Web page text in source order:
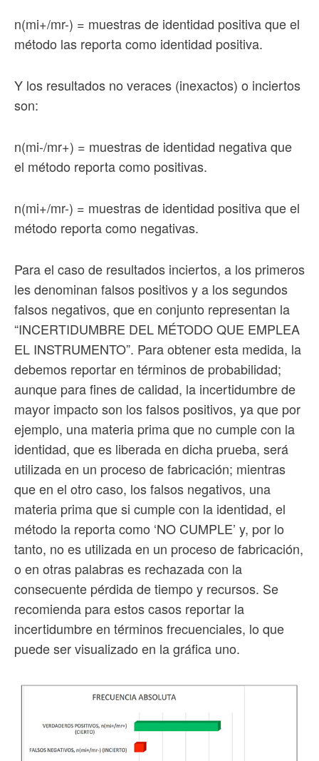
n(mi+/mr-) = muestras de identidad positiva que el
método las reporta como identidad positiva.
Y los resultados no veraces (inexactos) o inciertos
son:
n(mi-/mr+) = muestras de identidad negativa que
el método reporta como positivas.
n(mi+/mr-) = muestras de identidad positiva que el
método reporta como negativas.
Para el caso de resultados inciertos, a los primeros
les denominan falsos positivos y a los segundos
falsos negativos, que en conjunto representan la
“INCERTIDUMBRE DEL MÉTODO QUE EMPLEA
EL INSTRUMENTO”. Para obtener esta medida, la
debemos reportar en términos de probabilidad;
aunque para fines de calidad, la incertidumbre de
mayor impacto son los falsos positivos, ya que por
ejemplo, una materia prima que no cumple con la
identidad, que es liberada en dicha prueba, será
utilizada en un proceso de fabricación; mientras
que en el otro caso, los falsos negativos, una
materia prima que si cumple con la identidad, el
método la reporta como ‘NO CUMPLE’ y, por lo
tanto, no es utilizada en un proceso de fabricación,
o en otras palabras es rechazada con la
consecuente pérdida de tiempo y recursos. Se
recomienda para estos casos reportar la
incertidumbre en términos frecuenciales, lo que
puede ser visualizado en la gráfica uno.